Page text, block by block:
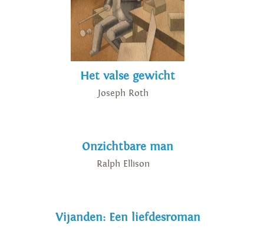
Het valse gewicht
Joseph Roth
Onzichtbare man
Ralph Ellison
Vijanden: Een liefdesroman